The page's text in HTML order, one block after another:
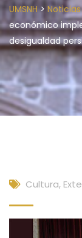
UMSNH> Noticias
económico
desigualdad
Cultura,